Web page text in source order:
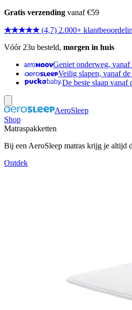
Gratis verzending vanaf €59
★★★★★ (4,7) 2.000+
Vóór 23u besteld, morgen in huis
Geniet onderweg, vanaf
Veilig slapen, vanaf de
De beste slaap vanaf
AeroSleep
Shop
Matraspakketten
Bij een AeroSleep matras krijg je altijd
Ontdek